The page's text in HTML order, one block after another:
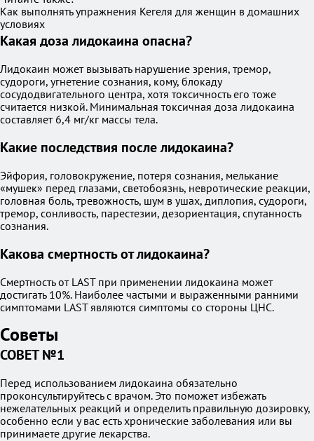
Как выполнять упражнения Кегеля для женщин в домашних
условиях
Какая доза лидокаина опасна?
Лидокаин может вызывать нарушение зрения, тремор,
судороги, угнетение сознания, кому, блокаду
сосудодвигательного центра, хотя токсичность его тоже
считается низкой. Минимальная токсичная доза лидокаина
составляет 6,4 мг/кг массы тела.
Какие последствия после лидокаина?
Эйфория, головокружение, потеря сознания, мелькание
«мушек» перед глазами, светобоязнь, невротические реакции,
головная боль, тревожность, шум в ушах, диплопия, судороги,
тремор, сонливость, парестезии, дезориентация, спутанность
сознания.
Какова смертность от лидокаина?
Смертность от LAST при применении лидокаина может
достигать 10%. Наиболее частыми и выраженными ранними
симптомами LAST являются симптомы со стороны ЦНС.
Советы
СОВЕТ №1
Перед использованием лидокаина обязательно
проконсультируйтесь с врачом. Это поможет избежать
нежелательных реакций и определить правильную дозировку,
особенно если у вас есть хронические заболевания или вы
принимаете другие лекарства.